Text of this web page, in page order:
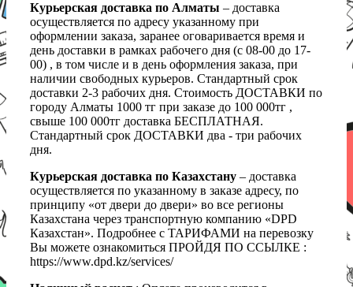
Курьерская доставка по Алматы – доставка
осуществляется по адресу указанному при
оформлении заказа, заранее оговаривается время и
день доставки в рамках рабочего дня (с 08-00 до 17-
00) , в том числе и в день оформления заказа, при
наличии свободных курьеров. Стандартный срок
доставки 2-3 рабочих дня. Стоимость ДОСТАВКИ по
городу Алматы 1000 тг при заказе до 100 000тг ,
свыше 100 000тг доставка БЕСПЛАТНАЯ.
Стандартный срок ДОСТАВКИ два - три рабочих
дня.
Курьерская доставка по Казахстану – доставка
осуществляется по указанному в заказе адресу, по
принципу «от двери до двери» во все регионы
Казахстана через транспортную компанию «DPD
Казахстан». Подробнее с ТАРИФАМИ на перевозку
Вы можете ознакомиться ПРОЙДЯ ПО ССЫЛКЕ :
https://www.dpd.kz/services/